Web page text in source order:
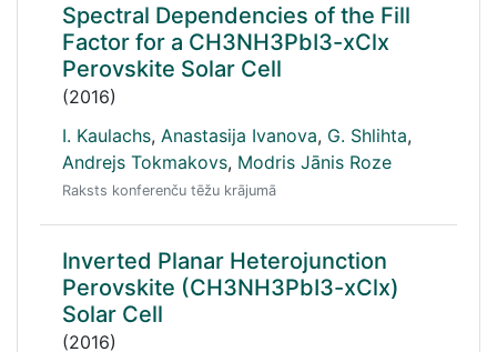
Spectral Dependencies of the Fill
Factor for a CH3NH3PbI3-xClx
Perovskite Solar Cell
(2016)
I. Kaulachs, Anastasija Ivanova, G. Shlihta,
Andrejs Tokmakovs, Modris Jānis Roze
Raksts konferenču tēžu krājumā
Inverted Planar Heterojunction
Perovskite (CH3NH3PbI3-xClx)
Solar Cell
(2016)